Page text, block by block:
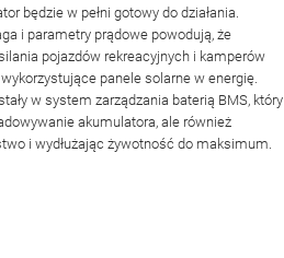
będzie w pełni gotowy do działania.
i parametry prądowe powodują, że
pojazdów rekreacyjnych i kamperów
panele solarne w energię.
w system zarządzania baterią BMS, który
akumulatora, ale również
i wydłużając żywotność do maksimum.